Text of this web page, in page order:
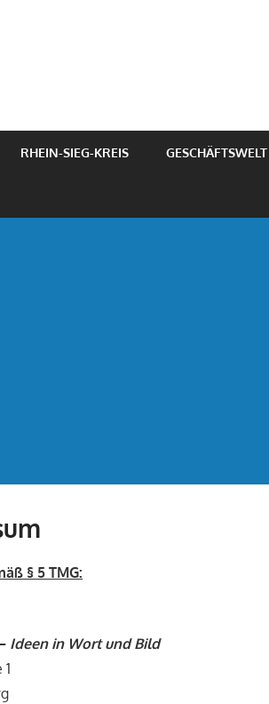
RHEIN-SIEG-KREIS GESCHÄFTSWELT
§ 5 TMG:
Ideen in Wort und Bild